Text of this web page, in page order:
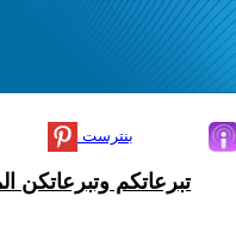
بنترست
تبرعاتكم وتبرعاتكن